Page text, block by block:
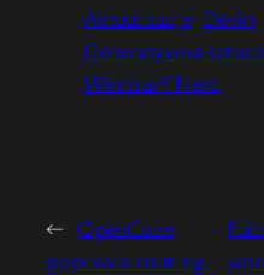
Aktualizacja Devin
Generatywna
Windsurf Next
← OpenCode
poprawia routing i